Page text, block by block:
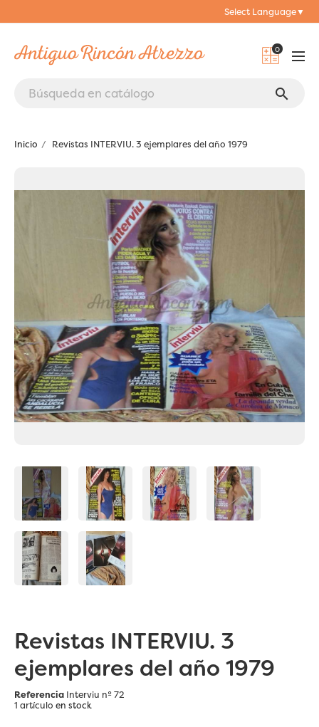
Select Language▼
0
search
Inicio Revistas INTERVIU. 3 ejemplares del año 1979
Revistas INTERVIU. 3
ejemplares del año 1979
Referencia Interviu nº 72
1 artículo en stock